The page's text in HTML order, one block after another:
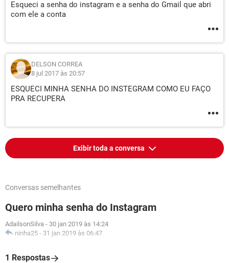
Esqueci a senha do instagram e a senha do Gmail que abri
com ele a conta
DELSON CORREA
8 jul 2017 às 20:57
ESQUECI MINHA SENHA DO INSTEGRAM COMO EU FAÇO
PRA RECUPERA
Exibir toda a conversa
Conversas semelhantes
Quero minha senha do Instagram
AdailsonSilva - 30 jan 2019 às 14:24
ninha25 - 31 jan 2019 às 06:47
1 Respostas